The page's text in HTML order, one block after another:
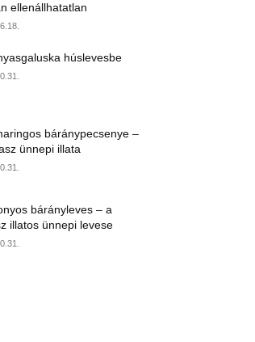
ellenállhatatlan
húslevesbe
báránypecsenye –
ünnepi illata
bárányleves – a
illatos ünnepi levese